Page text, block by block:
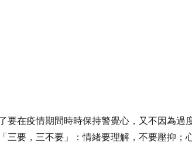
要在疫情期間時時保持警覺心，又不因為
三要，三不要」：情緒要理解，不要壓抑；